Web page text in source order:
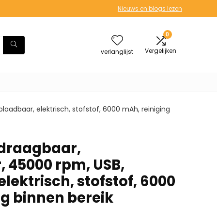
Nieuws en blogs lezen
verlanglijst
0
Vergelijken
elektrisch, stofstof, 6000 mAh, reiniging
rpm, USB,
stofstof, 6000
binnen bereik